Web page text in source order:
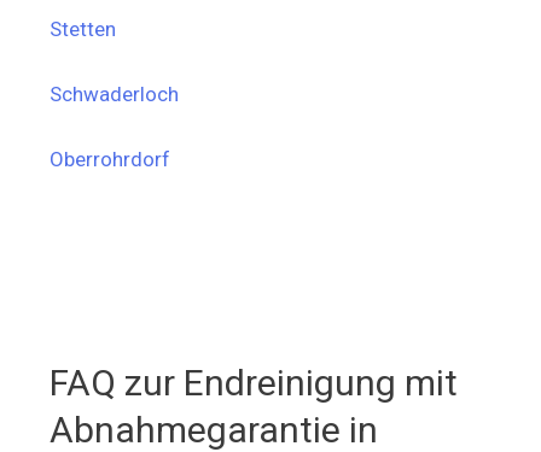
Stetten
Schwaderloch
Oberrohrdorf
FAQ zur Endreinigung mit
Abnahmegarantie in